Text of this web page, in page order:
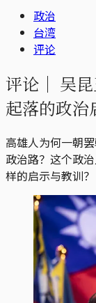
政治
台湾
评论
评论｜ 吴
起落的政治
高雄人为何一朝
政治路？这个政
样的启示与教训？